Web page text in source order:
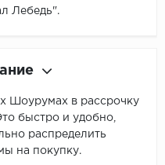
Лебедь".
Шоурумах в рассрочку
быстро и удобно,
распределить
на покупку.